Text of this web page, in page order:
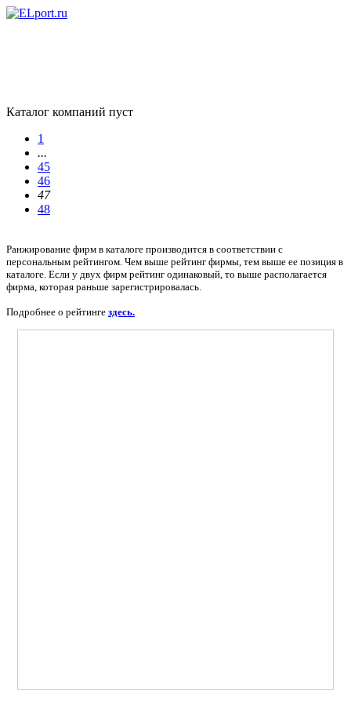
Каталог компаний пуст
1
...
45
46
47
48
Ранжирование фирм в каталоге производится в соответствии с
персональным рейтингом. Чем выше рейтинг фирмы, тем выше ее позиция в
каталоге. Если у двух фирм рейтинг одинаковый, то выше располагается
фирма, которая раньше зарегистрировалась.
Подробнее о рейтинге здесь.